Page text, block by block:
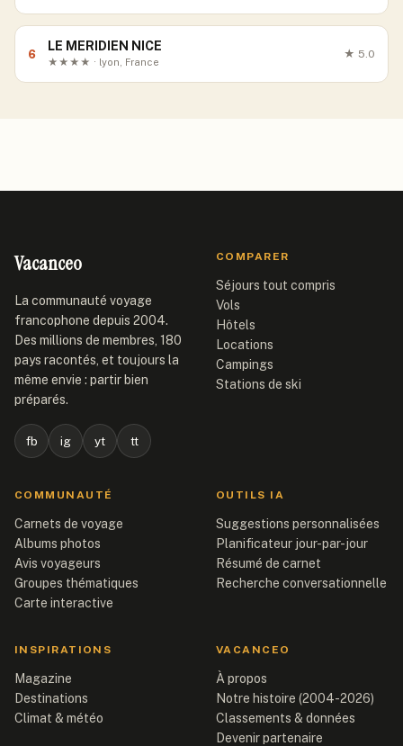
6
LE MERIDIEN NICE
★★★★ · lyon, France
★ 5.0
Vacanceo
La communauté voyage
francophone depuis 2004.
Des millions de membres, 180
pays racontés, et toujours la
même envie : partir bien
préparés.
fb ig yt tt
COMPARER
Séjours tout compris
Vols
Hôtels
Locations
Campings
Stations de ski
COMMUNAUTÉ
Carnets de voyage
Albums photos
Avis voyageurs
Groupes thématiques
Carte interactive
OUTILS IA
Suggestions personnalisées
Planificateur jour-par-jour
Résumé de carnet
Recherche conversationnelle
INSPIRATIONS
Magazine
Destinations
Climat & météo
VACANCEO
À propos
Notre histoire (2004-2026)
Classements & données
Devenir partenaire